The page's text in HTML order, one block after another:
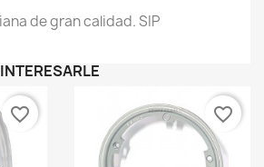
de gran calidad. SIP
favorite_border favorite_border